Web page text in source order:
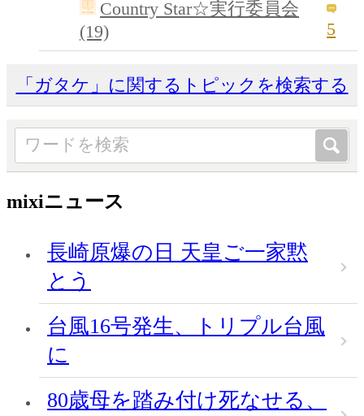
Country Star☆実行委員会
(19)
5
「ガタケ」に関するトピックを検索する
mixiニュース
長崎原爆の日 天皇ご一家黙
とう
台風16号発生、トリプル台風
に
80歳母を踏み付け死なせる、